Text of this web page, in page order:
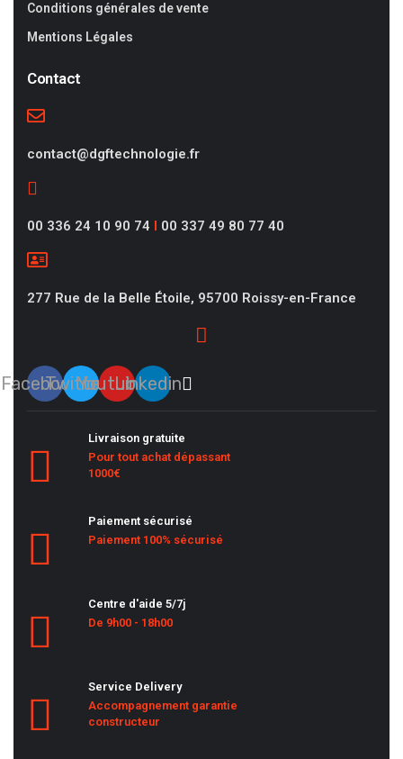
Conditions générales de vente
Mentions Légales
Contact
contact@dgftechnologie.fr
00 336 24 10 90 74 I 00 337 49 80 77 40
277 Rue de la Belle Étoile, 95700 Roissy-en-France
Facebook
TwitterYoutubeLinkedin
Livraison gratuite
Pour tout achat dépassant
1000€
Paiement sécurisé
Paiement 100% sécurisé
Centre d'aide 5/7j
De 9h00 - 18h00
Service Delivery
Accompagnement garantie
constructeur